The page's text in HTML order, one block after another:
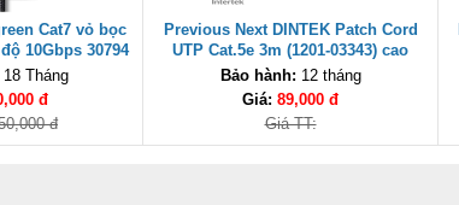
Cat7 vỏ bọc
10Gbps 30794
cấp
18 Tháng
đ
đ
Previous Next DINTEK Patch Cord
UTP Cat.5e 3m (1201-03343) cao
cấp,chính hãng
Bảo hành: 12 tháng
Giá: 89,000 đ
Giá TT: